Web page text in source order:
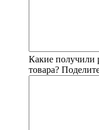
Какие получили
товара?